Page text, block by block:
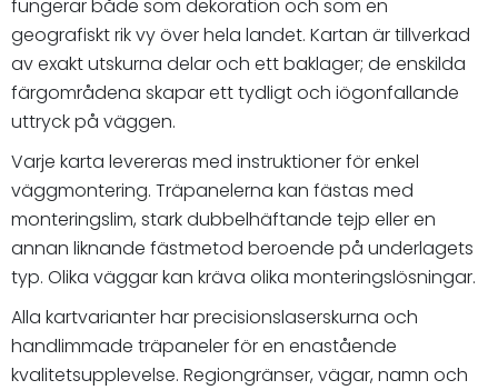
fungerar både som dekoration och som en
geografiskt rik vy över hela landet. Kartan är tillverkad
av exakt utskurna delar och ett baklager; de enskilda
färgområdena skapar ett tydligt och iögonfallande
uttryck på väggen.
Varje karta levereras med instruktioner för enkel
väggmontering. Träpanelerna kan fästas med
monteringslim, stark dubbelhäftande tejp eller en
annan liknande fästmetod beroende på underlagets
typ. Olika väggar kan kräva olika monteringslösningar.
Alla kartvarianter har precisionslaserskurna och
handlimmade träpaneler för en enastående
kvalitetsupplevelse. Regiongränser, vägar, namn och